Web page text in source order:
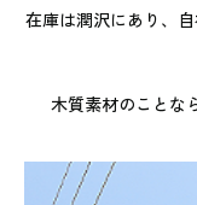
在庫は潤沢にあり、
木質素材のことな